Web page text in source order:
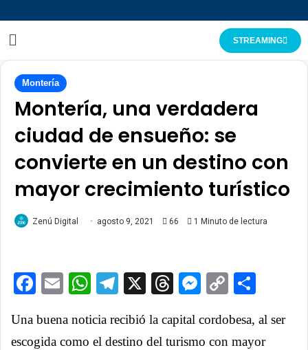
STREAMING
Montería
Montería, una verdadera
ciudad de ensueño: se
convierte en un destino con
mayor crecimiento turístico
Zenú Digital agosto 9, 2021 66 1 Minuto de lectura
Facebook
EmailWhatsApp
Telegram
X ThreadsCopy
Una buena noticia recibió la capital cordobesa, al ser
escogida como el destino del turismo con mayor